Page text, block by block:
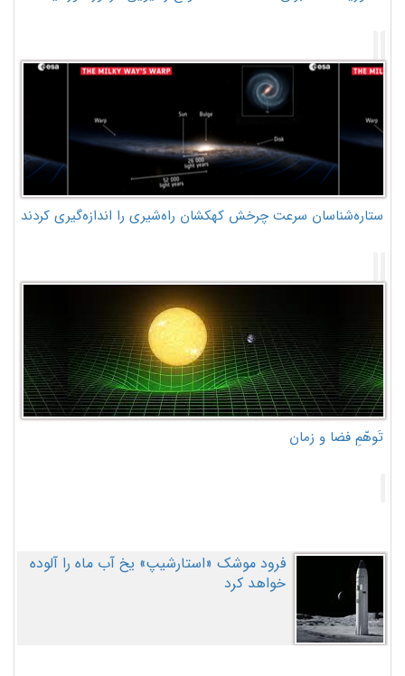
ستاره‌شناسان سرعت چرخش کهکشان راه‌شیری را اندازه‌گیری کردند
تَوهّمِ فضا و زمان
فرود موشک «استارشیپ» یخ آب ماه را آلوده
خواهد کرد